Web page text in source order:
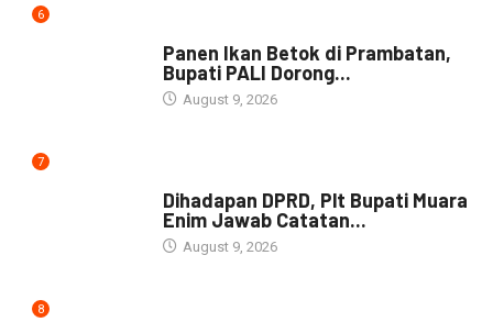
6
Panen Ikan Betok di Prambatan,
Bupati PALI Dorong...
August 9, 2026
7
Dihadapan DPRD, Plt Bupati Muara
Enim Jawab Catatan...
August 9, 2026
8